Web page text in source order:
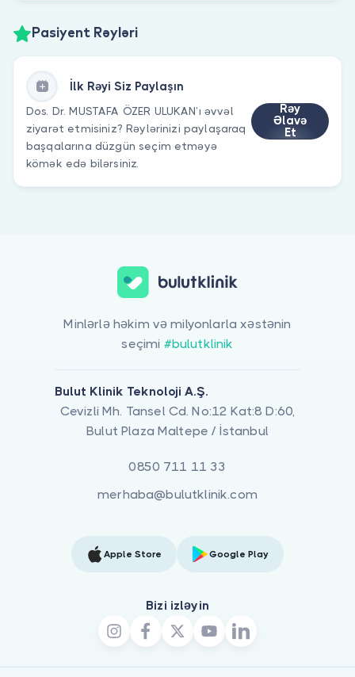
Pasiyent Rəyləri
İlk Rəyi Siz Paylaşın
Dos. Dr. MUSTAFA ÖZER ULUKAN’ı əvvəl
ziyarət etmisiniz? Rəylərinizi paylaşaraq
başqalarına düzgün seçim etməyə
kömək edə bilərsiniz.
Rəy
Əlavə
Et
Minlərlə həkim və milyonlarla xəstənin
seçimi #bulutklinik
Bulut Klinik Teknoloji A.Ş.
Cevizli Mh. Tansel Cd. No:12 Kat:8 D:60,
Bulut Plaza Maltepe / İstanbul
0850 711 11 33
merhaba@bulutklinik.com
Apple Store Google Play
Bizi izləyin